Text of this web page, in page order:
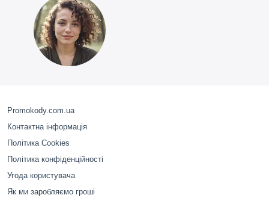
Promokody.com.ua
Контактна інформація
Політика Cookies
Політика конфіденційності
Угода користувача
Як ми заробляємо гроші